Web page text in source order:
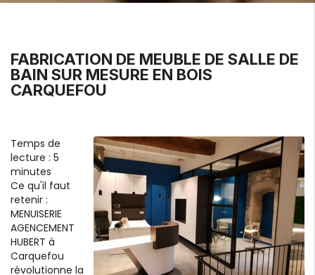
FABRICATION DE MEUBLE DE SALLE DE
BAIN SUR MESURE EN BOIS
CARQUEFOU
Temps de
lecture : 5
minutes
Ce qu'il faut
retenir :
MENUISERIE
AGENCEMENT
HUBERT à
Carquefou
révolutionne la